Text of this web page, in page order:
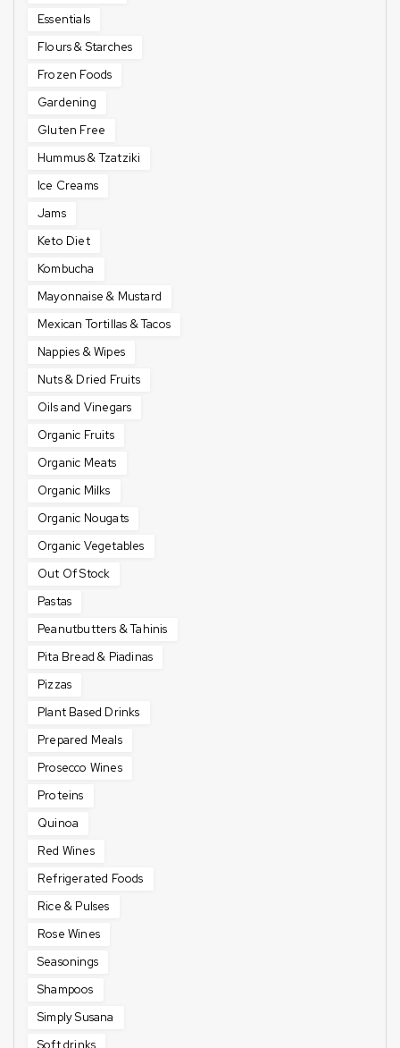
Essentials
Flours & Starches
Frozen Foods
Gardening
Gluten Free
Hummus & Tzatziki
Ice Creams
Jams
Keto Diet
Kombucha
Mayonnaise & Mustard
Mexican Tortillas & Tacos
Nappies & Wipes
Nuts & Dried Fruits
Oils and Vinegars
Organic Fruits
Organic Meats
Organic Milks
Organic Nougats
Organic Vegetables
Out Of Stock
Pastas
Peanutbutters & Tahinis
Pita Bread & Piadinas
Pizzas
Plant Based Drinks
Prepared Meals
Prosecco Wines
Proteins
Quinoa
Red Wines
Refrigerated Foods
Rice & Pulses
Rose Wines
Seasonings
Shampoos
Simply Susana
Soft drinks